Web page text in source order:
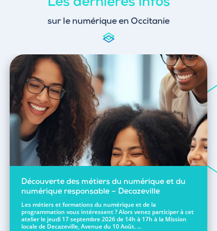
Les dernières infos
sur le numérique en Occitanie
Découverte des métiers du numérique et du
numérique responsable – Decazeville
Les métiers et formations du numérique et de la
programmation vous intéressent ? Alors venez participer à cet
atelier le jeudi 17 septembre 2026 de 14h à 17h à la Mission
locale de Decazeville, Avenue du 10 Août. ...